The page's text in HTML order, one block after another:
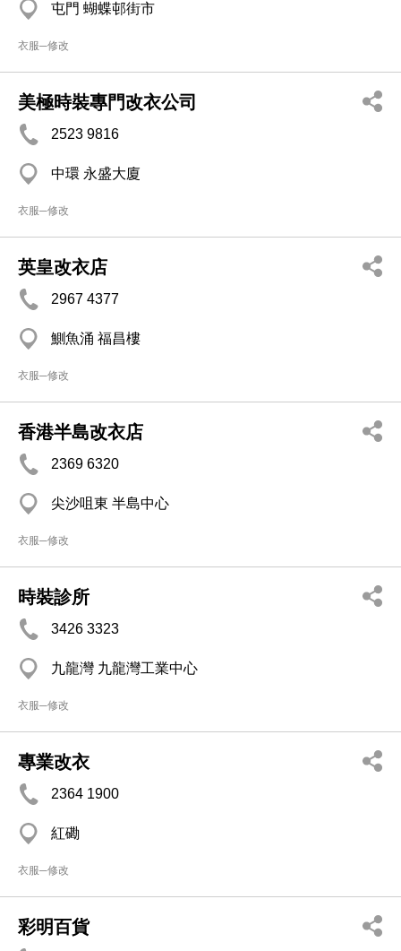
屯門 蝴蝶邨街市
衣服─修改
美極時裝專門改衣公司
2523 9816
中環 永盛大廈
衣服─修改
英皇改衣店
2967 4377
鰂魚涌 福昌樓
衣服─修改
香港半島改衣店
2369 6320
尖沙咀東 半島中心
衣服─修改
時裝診所
3426 3323
九龍灣 九龍灣工業中心
衣服─修改
專業改衣
2364 1900
紅磡
衣服─修改
彩明百貨